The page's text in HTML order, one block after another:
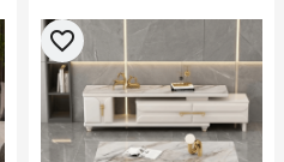
favorite_border